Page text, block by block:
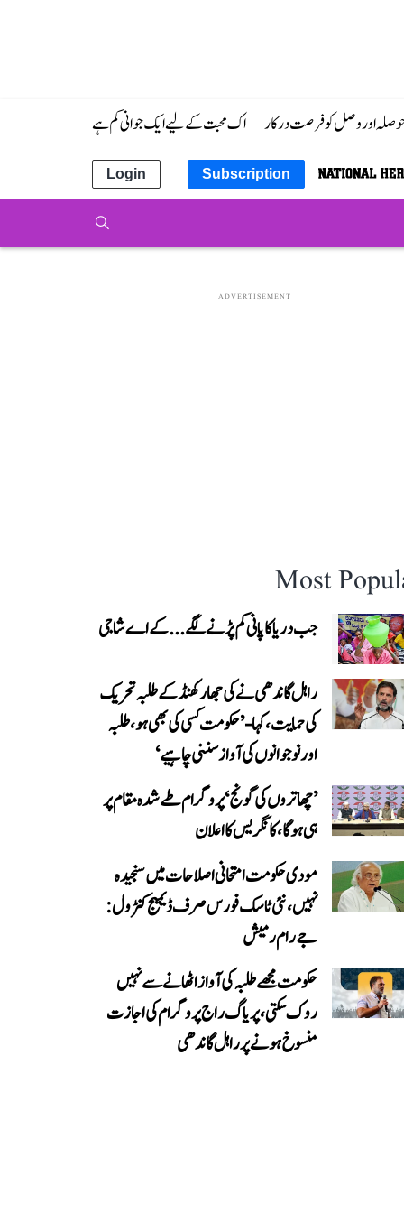
حوصلہ اور وصل کو فرصت درکار اک محبت کے لیے ایک جوانی کم ہے
Subscription
Login
ADVERTISEMENT
Most
جب دریا کا پانی کم پڑنے لگے...کے اے شاجی
راہل گاندھی نے کی جھارکھنڈ کے طلبہ تحریک
کی حمایت، کہا- ’حکومت کسی کی بھی ہو، طلبہ
اور نوجوانوں کی آواز سننی چاہیے‘
’چھاتروں کی گونج‘ پروگرام طے شدہ مقام پر
ہی ہوگا، کانگریس کا اعلان
مودی حکومت امتحانی اصلاحات میں سنجیدہ
نہیں، نئی ٹاسک فورس صرف ڈیمیج کنٹرول:
جے رام رمیش
حکومت مجھے طلبہ کی آواز اٹھانے سے نہیں
روک سکتی، پریاگ راج پروگرام کی اجازت
منسوخ ہونے پر راہل گاندھی